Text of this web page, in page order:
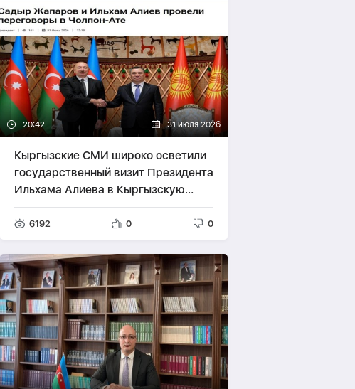
20:42 31 июля 2026
Кыргызские СМИ широко осветили
государственный визит Президента
Ильхама Алиева в Кыргызскую
Республику
6192 0 0